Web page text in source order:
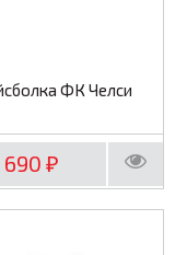
ФК Челси
690₽